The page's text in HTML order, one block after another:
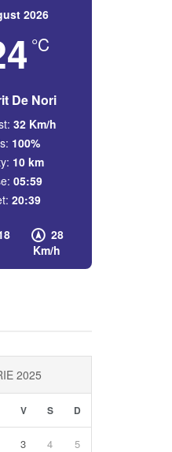
2026
°C
De Nori
28
Km/h
32 Km/h
100%
10 km
05:59
20:39
2025
V S D
3 4 5